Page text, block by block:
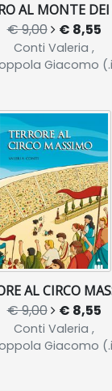
AL MONTE DEI
€ 9,00 € 8,55
Conti Valeria ,
Giacomo
AL CIRCO
€ 9,00 € 8,55
Conti Valeria ,
Giacomo